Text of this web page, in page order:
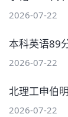
2026-07-22
本科英语89
2026-07-22
北理工申伯
2026-07-22